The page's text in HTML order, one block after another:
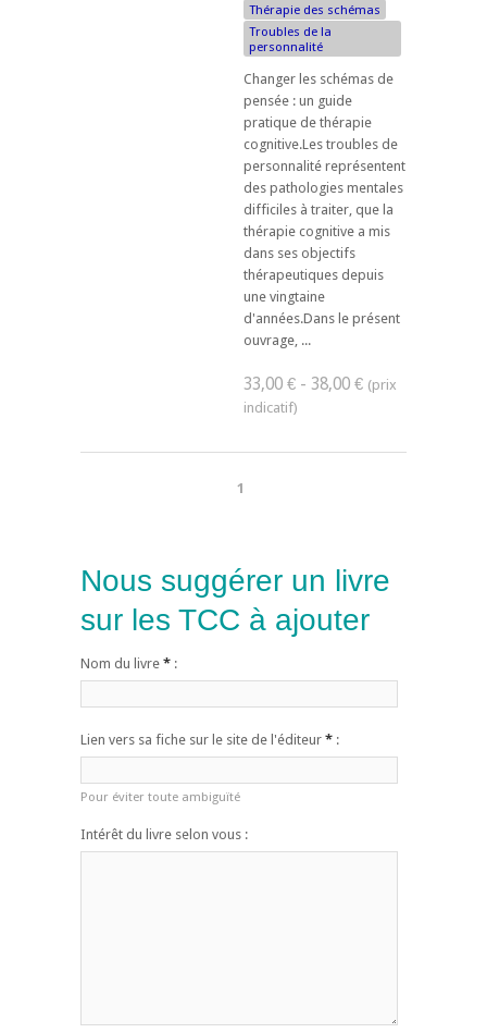
Thérapie des schémas
Troubles de la
personnalité
Changer les schémas de
pensée : un guide
pratique de thérapie
cognitive.Les troubles de
personnalité représentent
des pathologies mentales
difficiles à traiter, que la
thérapie cognitive a mis
dans ses objectifs
thérapeutiques depuis
une vingtaine
d'années.Dans le présent
ouvrage, ...
33,00 € - 38,00 €
1
Nous suggérer un livre
sur les TCC à ajouter
Nom du livre * :
Lien vers sa fiche sur le site de l'éditeur * :
Pour éviter toute ambiguïté
Intérêt du livre selon vous :